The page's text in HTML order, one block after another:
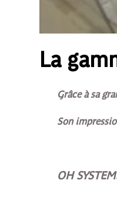
La
Grâce à sa
Son
OH